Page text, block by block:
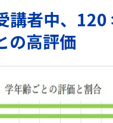
講者中、120
の高評価